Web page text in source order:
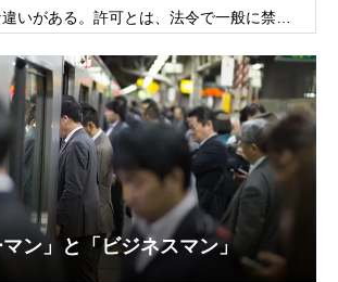
いがある。許可とは、法令で一般に禁止
マン」と「ビジネスマン」